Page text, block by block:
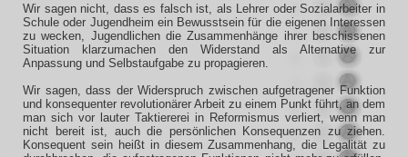
Wir sagen nicht, dass es falsch ist, als Lehrer oder Sozialarbeiter in
Schule oder Jugendheim ein Bewusstsein für die eigenen Interessen
zu wecken, Jugendlichen die Zusammenhänge ihrer beschissenen
Situation klarzumachen den Widerstand als Alternative zur
Anpassung und Selbstaufgabe zu propagieren.
Wir sagen, dass der Widerspruch zwischen aufgetragener Funktion
und konsequenter revolutionärer Arbeit zu einem Punkt führt, an dem
man sich vor lauter Taktiererei in Reformismus verliert, wenn man
nicht bereit ist, auch die persönlichen Konsequenzen zu ziehen.
Konsequent sein heißt in diesem Zusammenhang, die Legalität zu